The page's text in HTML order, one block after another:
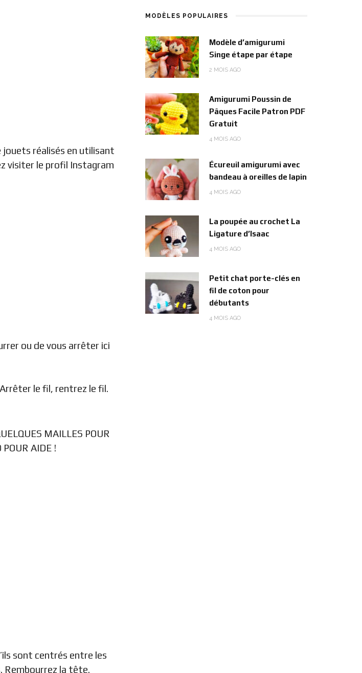
jouets réalisés en utilisant
visiter le profil Instagram
ou de vous arrêter ici
le fil, rentrez le fil.
MAILLES POUR
POUR AIDE !
sont centrés entre les
Rembourrez la tête.
MODÈLES POPULAIRES
Modèle d’amigurumi
Singe étape par étape
2 MOIS AGO
Amigurumi Poussin de
Pâques Facile Patron PDF
Gratuit
4 MOIS AGO
Écureuil amigurumi avec
bandeau à oreilles de lapin
4 MOIS AGO
La poupée au crochet La
Ligature d’Isaac
4 MOIS AGO
Petit chat porte-clés en
fil de coton pour
débutants
4 MOIS AGO